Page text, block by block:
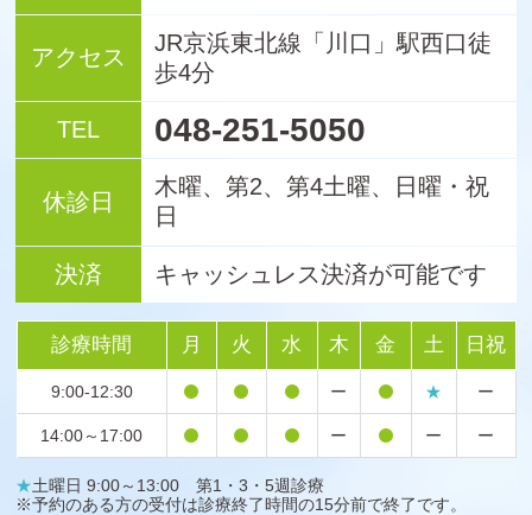
アクセス
JR京浜東北線「川口」駅西口徒
歩4分
TEL 048-251-5050
休診日
木曜、第2、第4土曜、日曜・祝
日
決済 キャッシュレス決済が可能です
診療時間 月 火 水 木 金 土 日祝
9:00-12:30 ー ★ ー
14:00～17:00 ー ー ー
★土曜日 9:00～13:00 第1・3・5週診療
※予約のある方の受付は診療終了時間の15分前で終了です。